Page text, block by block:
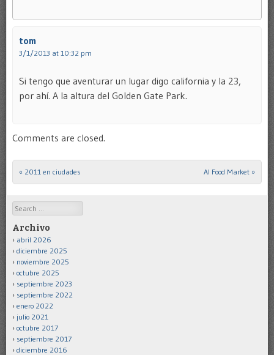
tom
3/1/2013 at 10:32 pm
Si tengo que aventurar un lugar digo california y la 23,
por ahí. A la altura del Golden Gate Park.
Comments are closed.
Post navigation
« 2011 en ciudades Al Food Market »
Search
Archivo
abril 2026
diciembre 2025
noviembre 2025
octubre 2025
septiembre 2023
septiembre 2022
enero 2022
julio 2021
octubre 2017
septiembre 2017
diciembre 2016